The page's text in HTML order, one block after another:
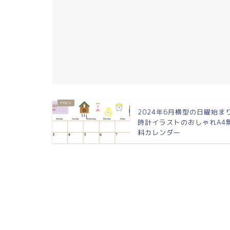
2024年6月横型の日曜始ま
時計イラストのおしゃれA4
料カレンダー